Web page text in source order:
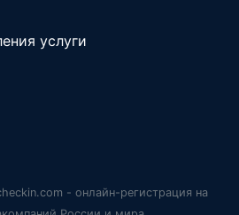
услуги
- онлайн-регистрация на